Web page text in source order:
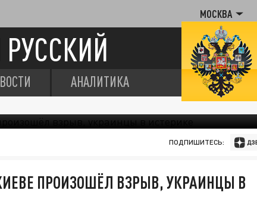
МОСКВА
АНАЛИТИКА
ПОДПИШИТЕСЬ:
ПРОИЗОШЁЛ ВЗРЫВ, УКРАИНЦЫ В